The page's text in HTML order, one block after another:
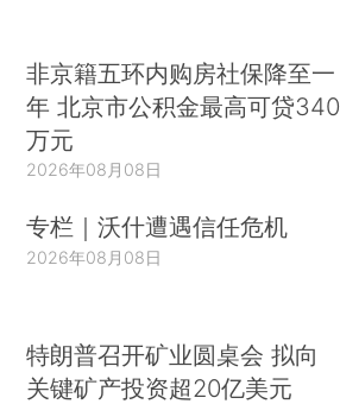
非京籍五环内购房社保降至一
年 北京市公积金最高可贷340
万元
2026年08月08日
专栏｜沃什遭遇信任危机
2026年08月08日
特朗普召开矿业圆桌会 拟向
关键矿产投资超20亿美元